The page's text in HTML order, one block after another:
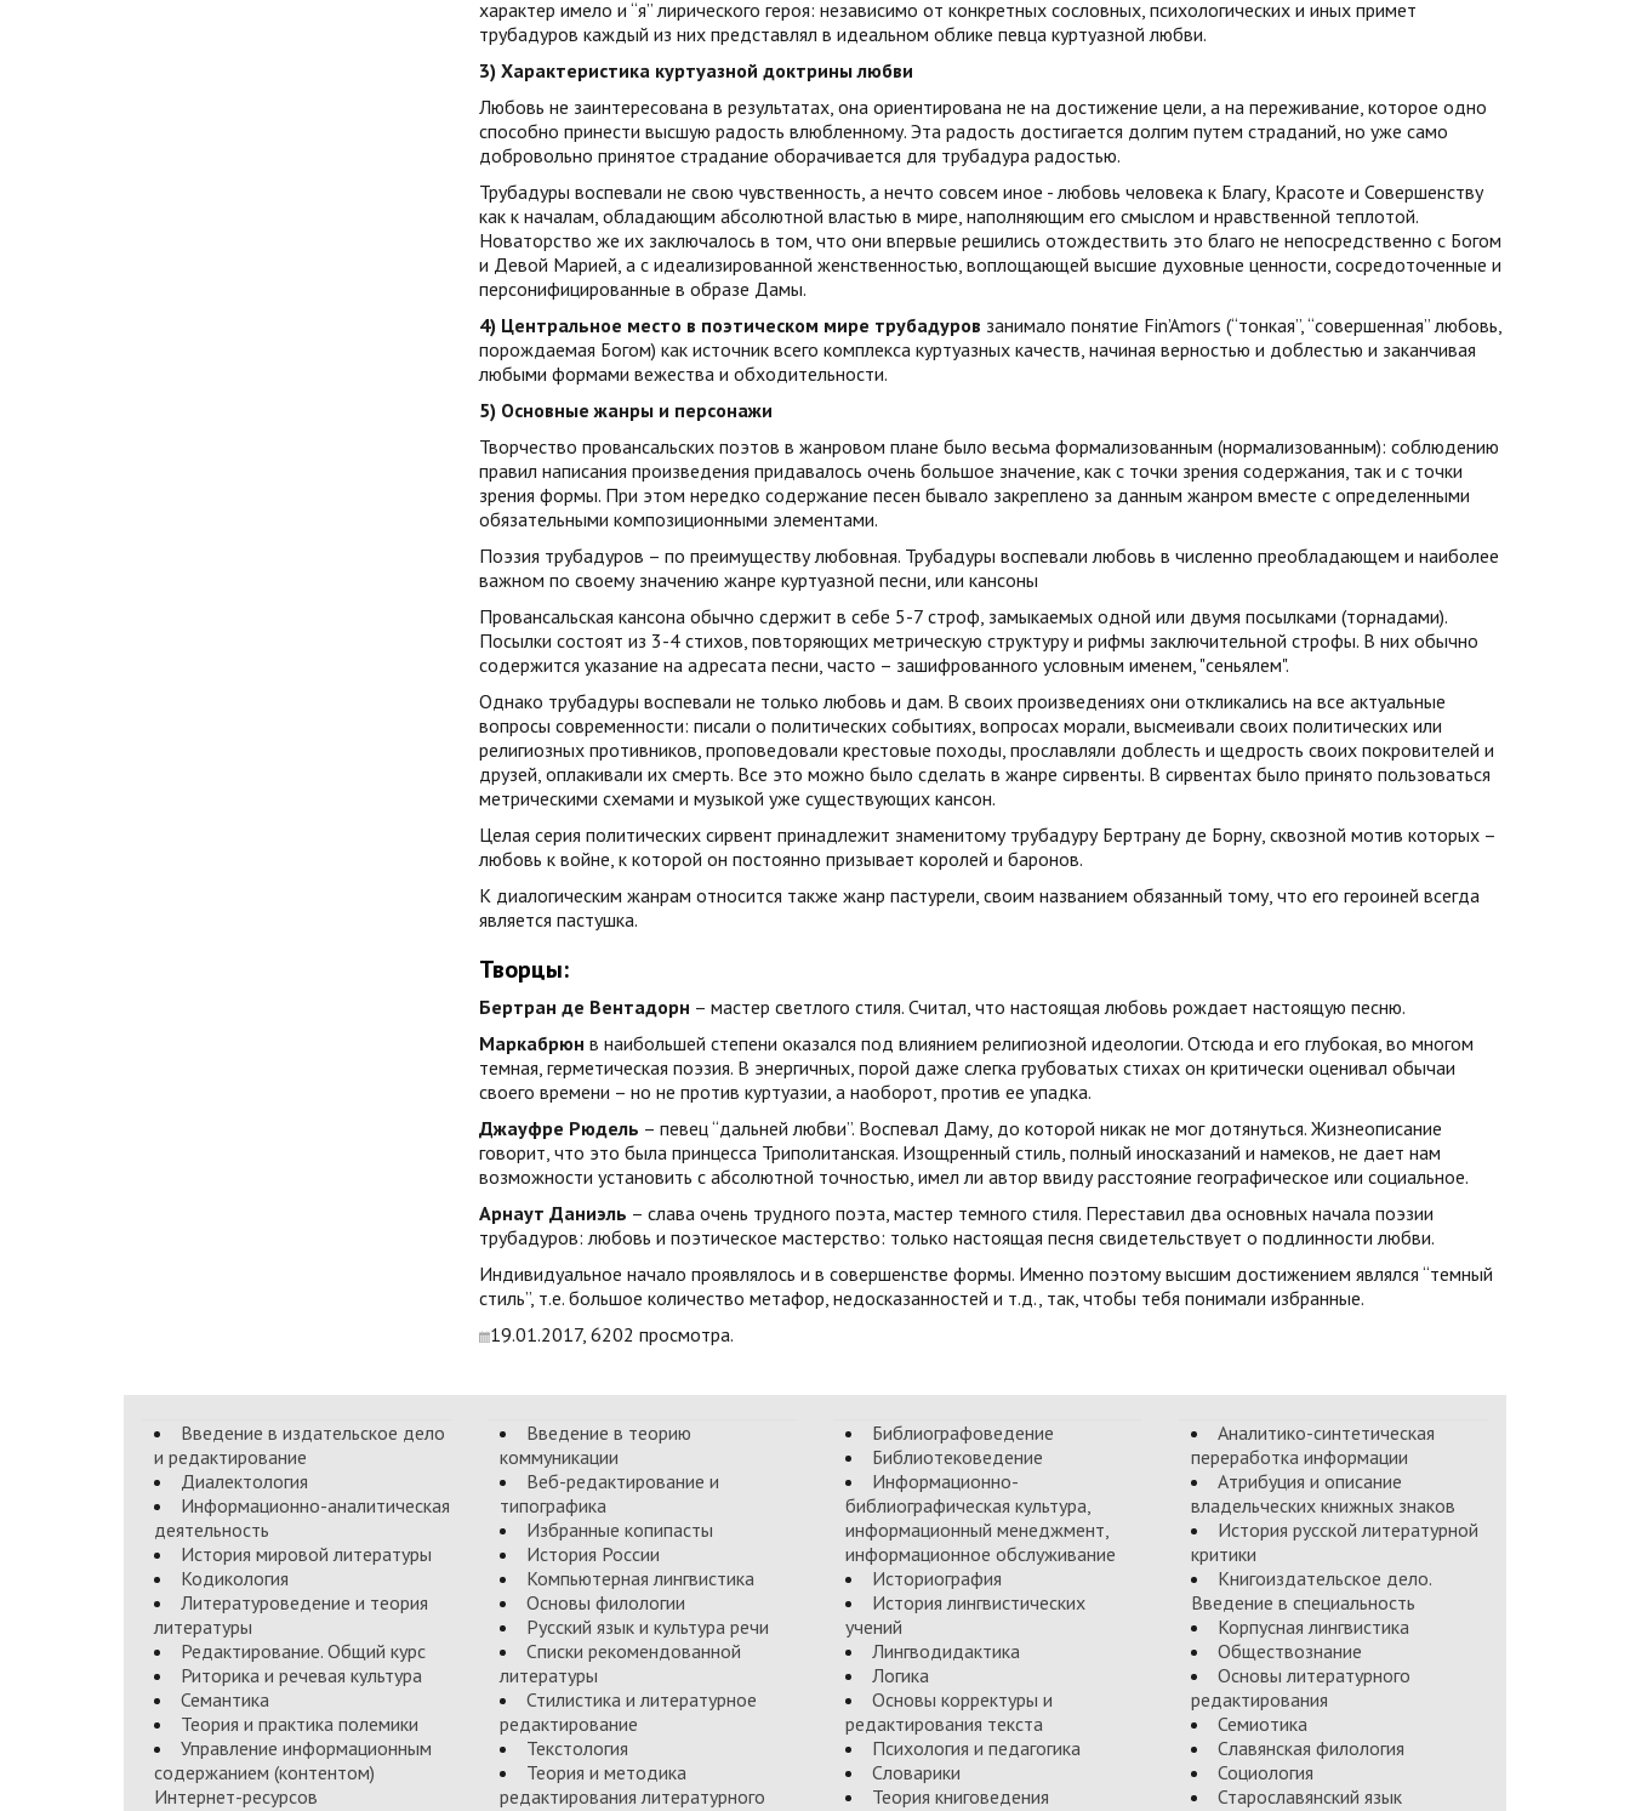
характер имело и “я” лирического героя: независимо от конкретных сословных, психологических и иных примет
трубадуров каждый из них представлял в идеальном облике певца куртуазной любви.
3) Характеристика куртуазной доктрины любви
Любовь не заинтересована в результатах, она ориентирована не на достижение цели, а на переживание, которое одно
способно принести высшую радость влюбленному. Эта радость достигается долгим путем страданий, но уже само
добровольно принятое страдание оборачивается для трубадура радостью.
Трубадуры воспевали не свою чувственность, а нечто совсем иное - любовь человека к Благу, Красоте и Совершенству
как к началам, обладающим абсолютной властью в мире, наполняющим его смыслом и нравственной теплотой.
Новаторство же их заключалось в том, что они впервые решились отождествить это благо не непосредственно с Богом
и Девой Марией, а с идеализированной женственностью, воплощающей высшие духовные ценности, сосредоточенные и
персонифицированные в образе Дамы.
4) Центральное место в поэтическом мире трубадуров занимало понятие Fin’Amors (“тонкая”, “совершенная” любовь,
порождаемая Богом) как источник всего комплекса куртуазных качеств, начиная верностью и доблестью и заканчивая
любыми формами вежества и обходительности.
5) Основные жанры и персонажи
Творчество провансальских поэтов в жанровом плане было весьма формализованным (нормализованным): соблюдению
правил написания произведения придавалось очень большое значение, как с точки зрения содержания, так и с точки
зрения формы. При этом нередко содержание песен бывало закреплено за данным жанром вместе с определенными
обязательными композиционными элементами.
Поэзия трубадуров – по преимуществу любовная. Трубадуры воспевали любовь в численно преобладающем и наиболее
важном по своему значению жанре куртуазной песни, или кансоны
Провансальская кансона обычно сдержит в себе 5-7 строф, замыкаемых одной или двумя посылками (торнадами).
Посылки состоят из 3-4 стихов, повторяющих метрическую структуру и рифмы заключительной строфы. В них обычно
содержится указание на адресата песни, часто – зашифрованного условным именем, "сеньялем".
Однако трубадуры воспевали не только любовь и дам. В своих произведениях они откликались на все актуальные
вопросы современности: писали о политических событиях, вопросах морали, высмеивали своих политических или
религиозных противников, проповедовали крестовые походы, прославляли доблесть и щедрость своих покровителей и
друзей, оплакивали их смерть. Все это можно было сделать в жанре сирвенты. В сирвентах было принято пользоваться
метрическими схемами и музыкой уже существующих кансон.
Целая серия политических сирвент принадлежит знаменитому трубадуру Бертрану де Борну, сквозной мотив которых –
любовь к войне, к которой он постоянно призывает королей и баронов.
К диалогическим жанрам относится также жанр пастурели, своим названием обязанный тому, что его героиней всегда
является пастушка.
Творцы:
Бертран де Вентадорн – мастер светлого стиля. Считал, что настоящая любовь рождает настоящую песню.
Маркабрюн в наибольшей степени оказался под влиянием религиозной идеологии. Отсюда и его глубокая, во многом
темная, герметическая поэзия. В энергичных, порой даже слегка грубоватых стихах он критически оценивал обычаи
своего времени – но не против куртуазии, а наоборот, против ее упадка.
Джауфре Рюдель – певец “дальней любви”. Воспевал Даму, до которой никак не мог дотянуться. Жизнеописание
говорит, что это была принцесса Триполитанская. Изощренный стиль, полный иносказаний и намеков, не дает нам
возможности установить с абсолютной точностью, имел ли автор ввиду расстояние географическое или социальное.
Арнаут Даниэль – слава очень трудного поэта, мастер темного стиля. Переставил два основных начала поэзии
трубадуров: любовь и поэтическое мастерство: только настоящая песня свидетельствует о подлинности любви.
Индивидуальное начало проявлялось и в совершенстве формы. Именно поэтому высшим достижением являлся “темный
стиль”, т.е. большое количество метафор, недосказанностей и т.д., так, чтобы тебя понимали избранные.
19.01.2017, 6202 просмотра.
Введение в издательское дело
и редактирование
Диалектология
Информационно-аналитическая
деятельность
История мировой литературы
Кодикология
Литературоведение и теория
литературы
Редактирование. Общий курс
Риторика и речевая культура
Семантика
Теория и практика полемики
Управление информационным
содержанием (контентом)
Интернет-ресурсов
Введение в теорию
коммуникации
Веб-редактирование и
типографика
Избранные копипасты
История России
Компьютерная лингвистика
Основы филологии
Русский язык и культура речи
Списки рекомендованной
литературы
Стилистика и литературное
редактирование
Текстология
Теория и методика
редактирования литературного
Библиографоведение
Библиотековедение
Информационно-
библиографическая культура,
информационный менеджмент,
информационное обслуживание
Историография
История лингвистических
учений
Лингводидактика
Логика
Основы корректуры и
редактирования текста
Психология и педагогика
Словарики
Теория книговедения
Аналитико-синтетическая
переработка информации
Атрибуция и описание
владельческих книжных знаков
История русской литературной
критики
Книгоиздательское дело.
Введение в специальность
Корпусная лингвистика
Обществознание
Основы литературного
редактирования
Семиотика
Славянская филология
Социология
Старославянский язык